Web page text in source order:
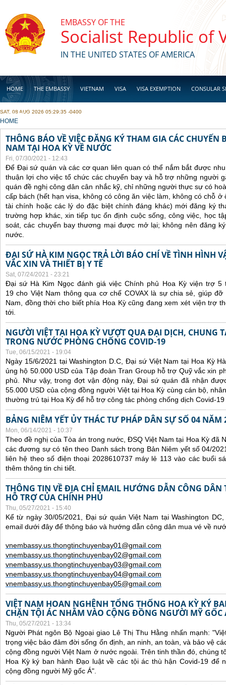
EMBASSY OF THE
Socialist Republic of
IN THE UNITED STATES OF AMERICA
HOME THE EMBASSY VIETNAM VISA VISA EXEMPTION CONSULAR
BUSINESS
SAT, 08 AUG 2026 05:29:35 -0400
YOU ARE HERE
HOME
THÔNG BÁO VỀ VIỆC ĐĂNG KÝ THAM GIA CÁC CHUYẾN
NAM TẠI HOA KỲ VỀ NƯỚC
Fri, 07/30/2021 - 12:43
Để Đại sứ quán và các cơ quan liên quan có thể nắm bắt được
thuận lợi cho việc tổ chức các chuyến bay và hỗ trợ những người
quán đề nghị công dân cân nhắc kỹ, chỉ những người thực sự có
cấp bách (hết hạn visa, không có công ăn việc làm, không có chỗ
tài chính hoặc các lý do đặc biệt chính đáng khác) mới đăng ký
trường hợp khác, xin tiếp tục ổn định cuộc sống, công việc, học
soát, các chuyến bay thương mại được mở lại; không nên đăng
nước.
ĐẠI SỨ HÀ KIM NGỌC TRẢ LỜI BÁO CHÍ VỀ TÌNH HÌNH
VẮC XIN VÀ THIẾT BỊ Y TẾ
Sat, 07/24/2021 - 23:21
Đại sứ Hà Kim Ngọc đánh giá việc Chính phủ Hoa Kỳ viện trợ 5
19 cho Việt Nam thông qua cơ chế COVAX là sự chia sẻ, giúp
Nam, đồng thời cho biết phía Hoa Kỳ cũng đang xem xét viện trợ
tới.
NGƯỜI VIỆT TẠI HOA KỲ VƯỢT QUA ĐẠI DỊCH, CHUNG
TRONG NƯỚC PHÒNG CHỐNG COVID-19
Tue, 06/15/2021 - 19:04
Ngày 15/6/2021 tại Washington D.C, Đại sứ Việt Nam tại Hoa Kỳ
ủng hộ 50.000 USD của Tập đoàn Tran Group hỗ trợ Quỹ vắc xin
phủ. Như vậy, trong đợt vận động này, Đại sứ quán đã nhận
55.000 USD của cộng đồng người Việt tại Hoa Kỳ cùng cán bộ,
thường trú tại Hoa Kỳ để hỗ trợ công tác phòng chống dịch Covid-
BẢNG NIÊM YẾT ỦY THÁC TƯ PHÁP DÂN SỰ SỐ 04 NĂM
Mon, 06/14/2021 - 10:37
Theo đề nghị của Tòa án trong nước, ĐSQ Việt Nam tại Hoa Kỳ đã
các đương sự có tên theo Danh sách trong Bản Niêm yết số 04/
liên hệ theo số điện thoại 2028610737 máy lẻ 113 vào các buổi
thêm thông tin chi tiết.
THÔNG TIN VỀ ĐỊA CHỈ EMAIL HƯỚNG DẪN CÔNG DÂN
HỖ TRỢ CỦA CHÍNH PHỦ
Thu, 05/27/2021 - 15:40
Kể từ ngày 30/05/2021, Đại sứ quán Việt Nam tại Washington
email dưới đây để thông báo và hướng dẫn công dân mua vé về
vnembassy.us.thongtinchuyenbay01@gmail.com
vnembassy.us.thongtinchuyenbay02@gmail.com
vnembassy.us.thongtinchuyenbay03@gmail.com
vnembassy.us.thongtinchuyenbay04@gmail.com
vnembassy.us.thongtinchuyenbay05@gmail.com
VIỆT NAM HOAN NGHÊNH TỔNG THỐNG HOA KỲ KÝ
CHẶN TỘI ÁC NHẰM VÀO CỘNG ĐỒNG NGƯỜI MỸ GỐC
Thu, 05/27/2021 - 13:34
Người Phát ngôn Bộ Ngoại giao Lê Thị Thu Hằng nhấn mạnh:
trọng việc bảo đảm đời sống ổn định, an ninh, an toàn, và bảo vệ
cộng đồng người Việt Nam ở nước ngoài. Trên tinh thần đó, chúng
Hoa Kỳ ký ban hành Đạo luật về các tội ác thù hận Covid-19 để
cộng đồng người Mỹ gốc Á".